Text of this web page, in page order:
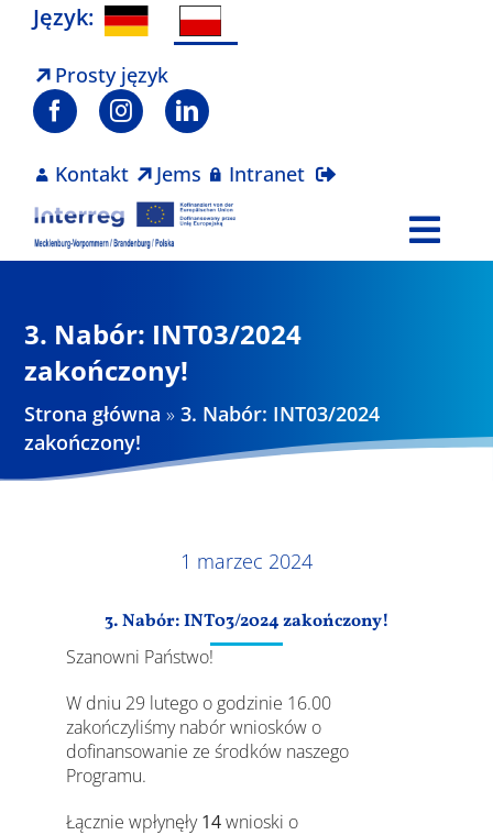
Skip
content
Język:
Prosty język
Kontakt Jems Intranet
Projekty
Aktualności
3. Nabór: INT03/2024
zakończony!
Strona główna »3. Nabór: INT03/2024
zakończony!
1 marzec 2024
3. Nabór: INT03/2024 zakończony!
Szanowni Państwo!
W dniu 29 lutego o godzinie 16.00
zakończyliśmy nabór wniosków o
dofinansowanie ze środków naszego
Programu.
Łącznie wpłynęły14wnioski o